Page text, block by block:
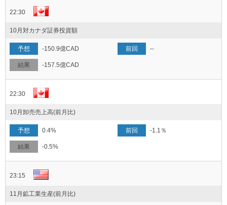
22:30
10月対カナダ証券投資額
-150.9億CAD --
-157.5億CAD
22:30
10月卸売売上高(前月比)
0.4% -1.1％
-0.5%
23:15
11月鉱工業生産(前月比)